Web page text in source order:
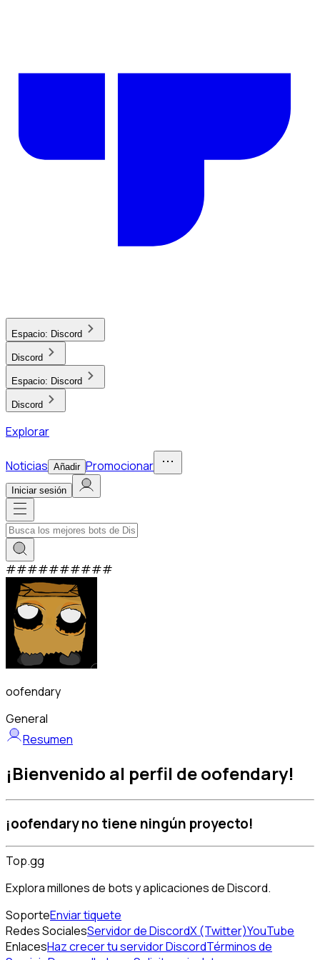
Espacio: Discord
Discord
Espacio: Discord
Discord
Explorar
Noticias Añadir Promocionar
Iniciar sesión
##########
oofendary
General
Resumen
¡Bienvenido al perfil de oofendary!
¡oofendary no tiene ningún proyecto!
Top.gg
Explora millones de bots y aplicaciones de Discord.
SoporteEnviar tiquete
Redes SocialesServidor de DiscordX (Twitter)YouTube
EnlacesHaz crecer tu servidor DiscordTérminos de